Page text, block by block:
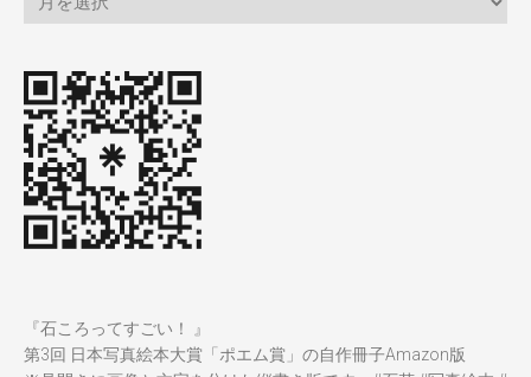
『石ころってすごい！ 』
第3回 日本写真絵本大賞「ポエム賞」の自作冊子Amazon版